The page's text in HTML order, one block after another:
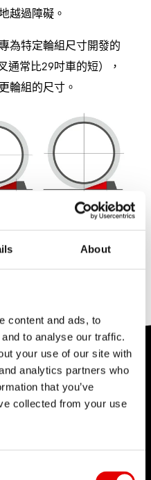
About
content and ads, to
to analyse our traffic.
your use of our site with
analytics partners who
that you’ve
collected from your use
越過障礙。
為特定輪組尺寸開發的
通常比29吋車的短），
輪組的尺寸。
特性